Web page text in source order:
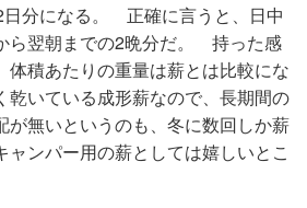
日分になる。 正確に言うと、日中
ら翌朝までの2晩分だ。 持った感
体積あたりの重量は薪とは比較にな
いている成形薪なので、長期間の
が無いというのも、冬に数回しか薪
ャンパー用の薪としては嬉しいとこ